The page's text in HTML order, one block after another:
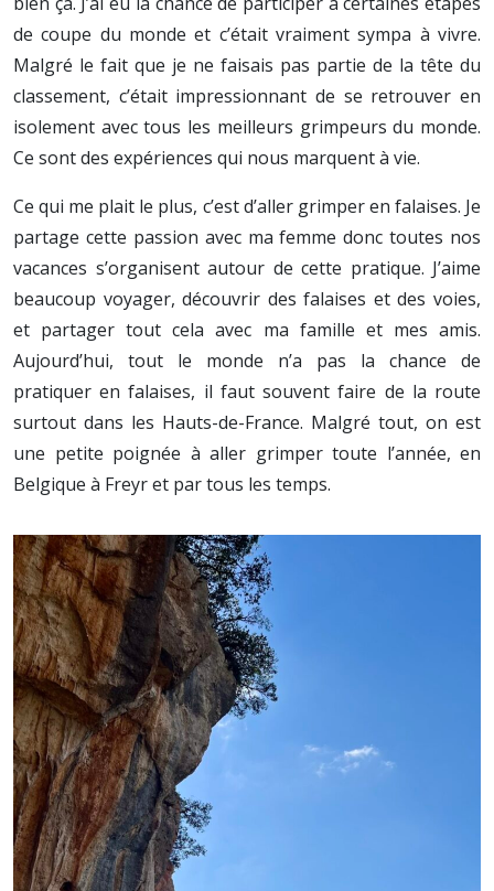
de coupe du monde et c’était vraiment sympa à vivre.
Malgré le fait que je ne faisais pas partie de la tête du
classement, c’était impressionnant de se retrouver en
isolement avec tous les meilleurs grimpeurs du monde.
Ce sont des expériences qui nous marquent à vie.
Ce qui me plait le plus, c’est d’aller grimper en falaises. Je
partage cette passion avec ma femme donc toutes nos
vacances s’organisent autour de cette pratique. J’aime
beaucoup voyager, découvrir des falaises et des voies,
et partager tout cela avec ma famille et mes amis.
Aujourd’hui, tout le monde n’a pas la chance de
pratiquer en falaises, il faut souvent faire de la route
surtout dans les Hauts-de-France. Malgré tout, on est
une petite poignée à aller grimper toute l’année, en
Belgique à Freyr et par tous les temps.